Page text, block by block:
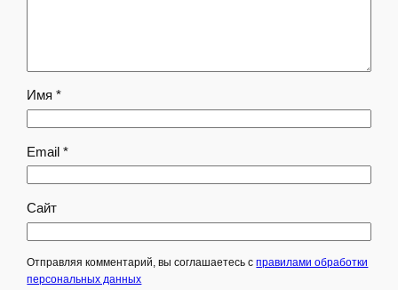
Имя*
Email*
Сайт
Отправляя комментарий, вы соглашаетесь справилами обработки
персональных данных